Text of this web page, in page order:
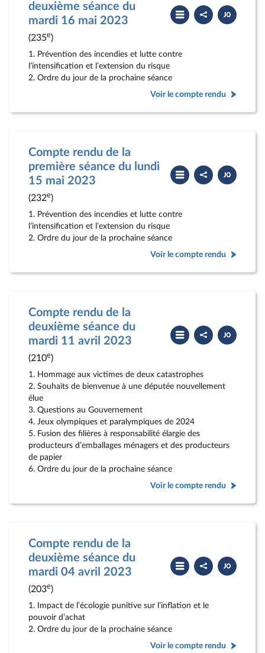
deuxième séance du
mardi 16 mai 2023
(235e)
Partager
le
compte
Télécharger
le
PDF
1. Prévention des incendies et lutte contre
l’intensification et l’extension du risque
2. Ordre du jour de la prochaine séance
Voir le compte rendu
Compte rendu de la
première séance du lundi
15 mai 2023
(232e)
Partager
le
compte
Télécharger
le
PDF
1. Prévention des incendies et lutte contre
l’intensification et l’extension du risque
2. Ordre du jour de la prochaine séance
Voir le compte rendu
Compte rendu de la
deuxième séance du
mardi 11 avril 2023
(210e)
Partager
le
compte
Télécharger
le
PDF
1. Hommage aux victimes de deux catastrophes
2. Souhaits de bienvenue à une députée nouvellement
élue
3. Questions au Gouvernement
4. Jeux olympiques et paralympiques de 2024
5. Fusion des filières à responsabilité élargie des
producteurs d’emballages ménagers et des producteurs
de papier
6. Ordre du jour de la prochaine séance
Voir le compte rendu
Compte rendu de la
deuxième séance du
mardi 04 avril 2023
(203e)
Partager
le
compte
Télécharger
le
PDF
1. Impact de l’écologie punitive sur l’inflation et le
pouvoir d’achat
2. Ordre du jour de la prochaine séance
Voir le compte rendu